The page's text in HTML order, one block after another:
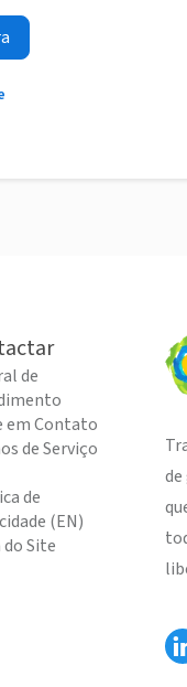
de
em Contato
de Serviço
de
(EN)
do Site